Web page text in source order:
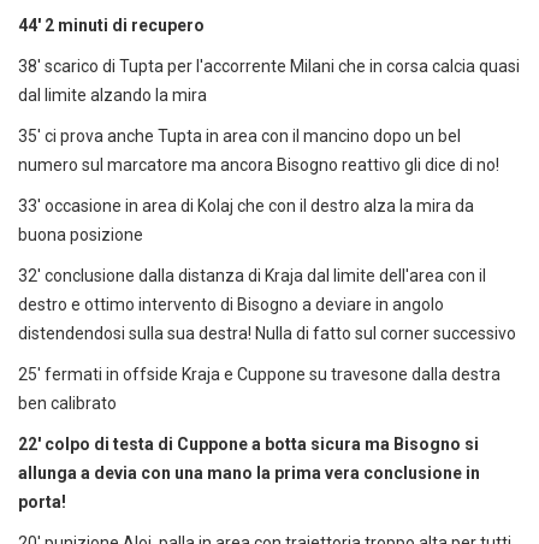
44' 2 minuti di recupero
38' scarico di Tupta per l'accorrente Milani che in corsa calcia quasi
dal limite alzando la mira
35' ci prova anche Tupta in area con il mancino dopo un bel
numero sul marcatore ma ancora Bisogno reattivo gli dice di no!
33' occasione in area di Kolaj che con il destro alza la mira da
buona posizione
32' conclusione dalla distanza di Kraja dal limite dell'area con il
destro e ottimo intervento di Bisogno a deviare in angolo
distendendosi sulla sua destra! Nulla di fatto sul corner successivo
25' fermati in offside Kraja e Cuppone su travesone dalla destra
ben calibrato
22' colpo di testa di Cuppone a botta sicura ma Bisogno si
allunga a devia con una mano la prima vera conclusione in
porta!